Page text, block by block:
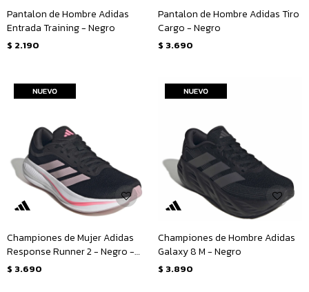
Pantalon de Hombre Adidas
Entrada Training - Negro
$ 2.190
Pantalon de Hombre Adidas Tiro
Cargo - Negro
$ 3.690
Championes de Mujer Adidas
Response Runner 2 - Negro -
Fucsia
$ 3.690
Championes de Hombre Adidas
Galaxy 8 M - Negro
$ 3.890